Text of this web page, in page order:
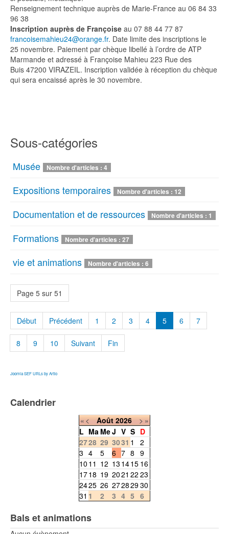
Renseignement technique auprès de Marie-France au 06 84 33
96 38
Inscription auprès de Françoise au 07 88 44 77 87
francoisemahieu24@orange.fr. Date limite des inscriptions le
25 novembre. Paiement par chèque libellé à l’ordre de ATP
Marmande et adressé à Françoise Mahieu 223 Rue des
Buis 47200 VIRAZEIL. Inscription validée à réception du chèque
qui sera encaissé après le 30 novembre.
Sous-catégories
Musée Nombre d'articles : 4
Expositions temporaires Nombre d'articles : 12
Documentation et de ressources Nombre d'articles : 1
Formations Nombre d'articles : 27
vie et animations Nombre d'articles : 6
Page 5 sur 51
Début Précédent 1 2 3 4 5 6 7
8 9 10 Suivant Fin
Joomla SEF URLs by Artio
Calendrier
«< Août 2026 >»
L Ma MeJ V S D
2728 29 3031 1
2
3 4 5 6 7 8 9
10 11 12 13 1415 16
1718 19 2021 22 23
2425 26 27282930
31 1 2 3 4 5 6
Bals et animations